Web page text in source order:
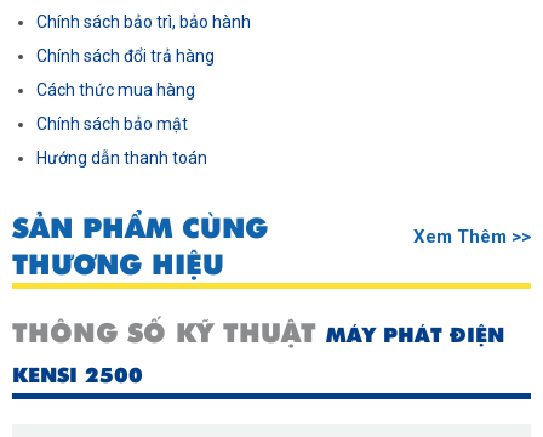
Chính sách bảo trì, bảo hành
Chính sách đổi trả hàng
Cách thức mua hàng
Chính sách bảo mật
Hướng dẫn thanh toán
SẢN PHẨM CÙNG
THƯƠNG HIỆU
Xem Thêm >>
THÔNG SỐ KỸ THUẬT MÁY PHÁT ĐIỆN
KENSI 2500